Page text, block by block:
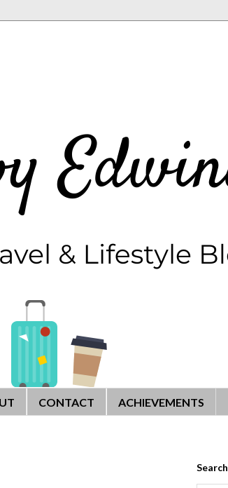
CONTACT ACHIEVEMENTS